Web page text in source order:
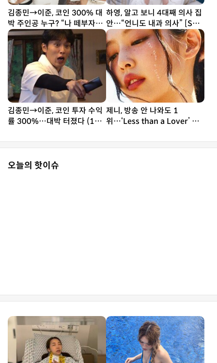
김종민→이준, 코인 300% 대
박 주인공 누구? “나 떼부자야”
(1박 2일)
하영, 알고 보니 4대째 의사 집
안…“언니도 내과 의사” [SD
톡톡]
김종민→이준, 코인 투자 수익
률 300%…대박 터졌다 (1박
제니, 방송 안 나와도 1
위…‘Less than a Lover’ 음
오늘의 핫이슈